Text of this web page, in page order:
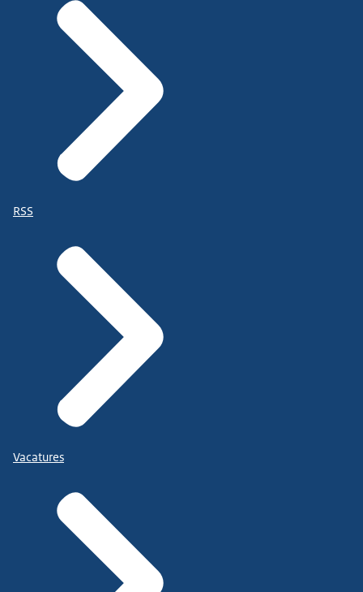
RSS
Vacatures